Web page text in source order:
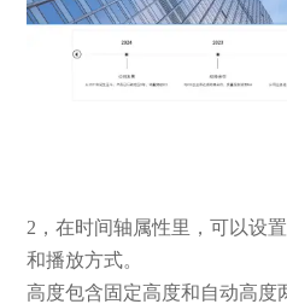
2，在时间轴属性里，可以设
和播放方式。
高度包含固定高度和自动高度